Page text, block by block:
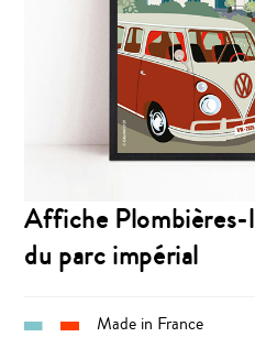
Affiche Plombières-
du parc impérial
Made in France